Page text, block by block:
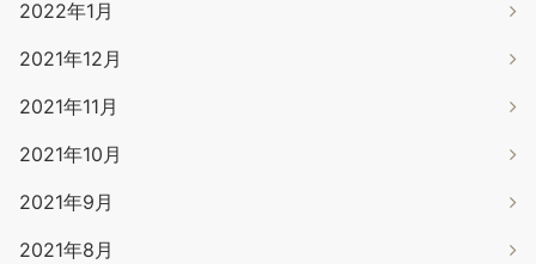
2022年1月
2021年12月
2021年11月
2021年10月
2021年9月
2021年8月